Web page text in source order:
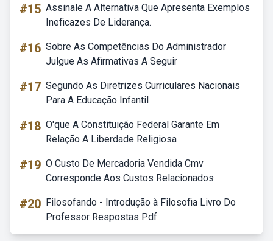
#15 Assinale A Alternativa Que Apresenta Exemplos
Ineficazes De Liderança.
#16 Sobre As Competências Do Administrador
Julgue As Afirmativas A Seguir
#17 Segundo As Diretrizes Curriculares Nacionais
Para A Educação Infantil
#18 O'que A Constituição Federal Garante Em
Relação A Liberdade Religiosa
#19 O Custo De Mercadoria Vendida Cmv
Corresponde Aos Custos Relacionados
#20 Filosofando - Introdução à Filosofia Livro Do
Professor Respostas Pdf